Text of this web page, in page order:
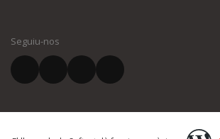
El vostre correu electrònic *
Seguiu-nos